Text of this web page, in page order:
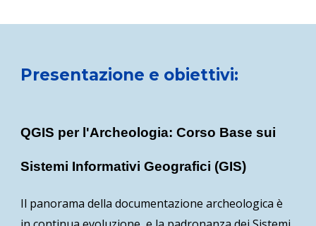
Presentazione e obiettivi:
QGIS per l'Archeologia: Corso Base sui
Sistemi Informativi Geografici (GIS)
Il panorama della documentazione archeologica è